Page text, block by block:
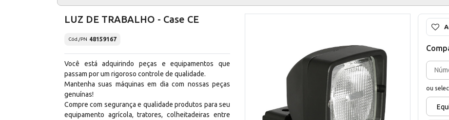
LUZ DE TRABALHO - Case CE
Cód./PN 48159167
Você está adquirindo peças e equipamentos que
passam por um rigoroso controle de qualidade.
Mantenha suas máquinas em dia com nossas peças
genuínas!
Compre com segurança e qualidade produtos para seu
equipamento agrícola, tratores, colheitadeiras entre
ou